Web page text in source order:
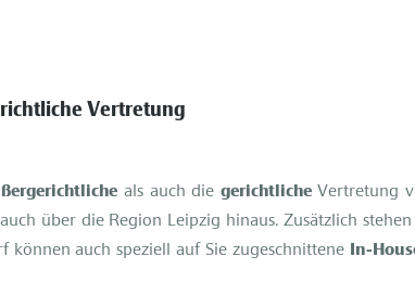
Vertretung
als auch die gerichtlicheVertretung
über die Region Leipzig hinaus. Zusätzlich
können auch speziell auf Sie zugeschnittene In-